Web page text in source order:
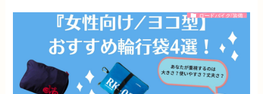
ロードバイク/装備